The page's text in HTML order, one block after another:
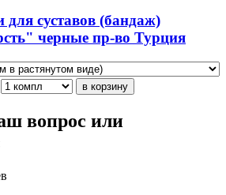
суставов (бандаж)
черные пр-во Турция
вопрос или